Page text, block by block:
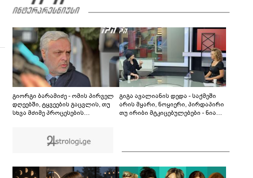
მიცემულია 28 პირი - რა დეტალები ხდება
"თელავში მშენებლობის ნებართვები
ნამდვილად არასწორად იყო გაცემული
რამდენიმე კომერციულ ობიექტზე" - ირაკლი
კობახიძე
08:58
ირაკლი კობახიძის ბრიფინგი - "არსებობს
ცნობილი გამონათქვამი - რასაც პეტრე ამბობს
პავლეზე, პეტრეზე მეტს ამბობს, ვიდრე
პავლეზე"
გიორგი ბარამიძე - ომის პირველ
დღეებში, ტყვეების გაცვლის, თუ
სხვა მძიმე პროცესების
მითქვამს, რომ ჩვენები
ხელებაწეულს ან დატყვევებულს
ვიცი
გიგა ავალიანის დედა - საქმეში
არის მყარი, ნოყიერი, პირდაპირი
თუ ირიბი მტკიცებულებები - ნია